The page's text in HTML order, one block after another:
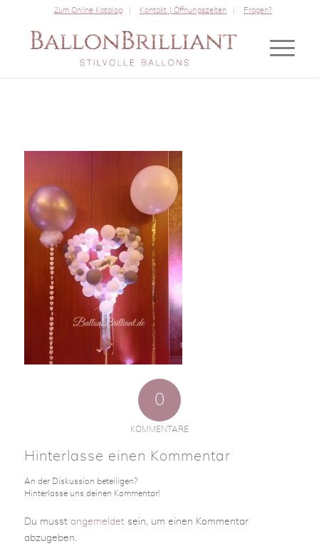
Zum Online Katalog Kontakt | Öffnungszeiten Fragen?
0
KOMMENTARE
Hinterlasse einen Kommentar
An der Diskussion beteiligen?
Hinterlasse uns deinen Kommentar!
Du musst angemeldetsein, um einen Kommentar
abzugeben.